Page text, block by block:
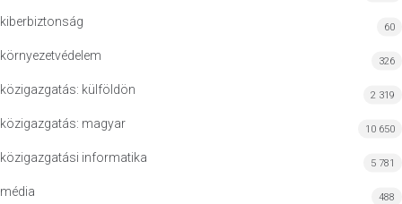
kiberbiztonság 60
környezetvédelem 326
közigazgatás: külföldön 2 319
közigazgatás: magyar 10 650
közigazgatási informatika 5 781
média 488